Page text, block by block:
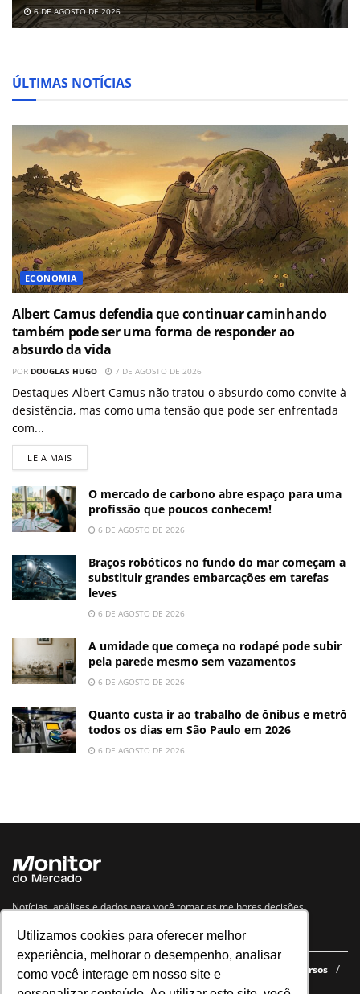
Utilizamos cookies para oferecer melhor
experiência, melhorar o desempenho, analisar
como você interage em nosso site e
6 DE AGOSTO DE 2026
ÚLTIMAS NOTÍCIAS
ECONOMIA
Albert Camus defendia que continuar caminhando
também pode ser uma forma de responder ao
absurdo da vida
POR DOUGLAS HUGO 7 DE AGOSTO DE 2026
Destaques Albert Camus não tratou o absurdo como convite à
desistência, mas como uma tensão que pode ser enfrentada
com...
LEIA MAIS
O mercado de carbono abre espaço para uma
profissão que poucos conhecem!
6 DE AGOSTO DE 2026
Braços robóticos no fundo do mar começam a
substituir grandes embarcações em tarefas
leves
6 DE AGOSTO DE 2026
A umidade que começa no rodapé pode subir
pela parede mesmo sem vazamentos
6 DE AGOSTO DE 2026
Quanto custa ir ao trabalho de ônibus e metrô
todos os dias em São Paulo em 2026
6 DE AGOSTO DE 2026
Notícias, análises e dados para você tomar as melhores decisões.
Navegue no site
Últimas notícias Quem somos E-books gratuitos
Cursos
Política de privacidade